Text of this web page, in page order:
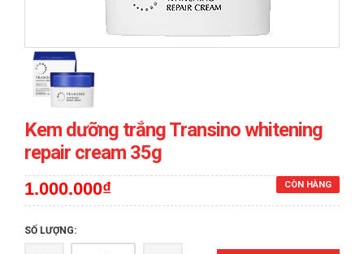
Kem dưỡng trắng Transino whitening
repair cream 35g
CÒN HÀNG
1.000.000₫
SỐ LƯỢNG: